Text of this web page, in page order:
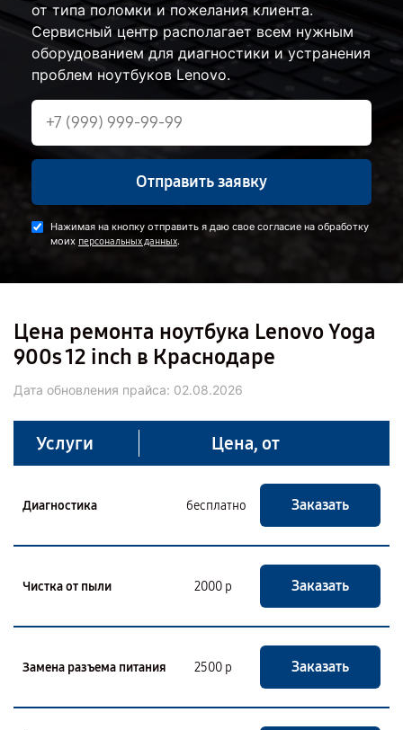
от типа поломки и пожелания клиента.
Сервисный центр располагает всем нужным
оборудованием для диагностики и устранения
проблем ноутбуков Lenovo.
Отправить заявку
Нажимая на кнопку отправить я даю свое согласие на обработку
моих персональных данных.
Цена ремонта ноутбука Lenovo Yoga
900s 12 inch в Краснодаре
Дата обновления прайса: 02.08.2026
Услуги Цена, от
Диагностика бесплатно Заказать
Чистка от пыли 2000 р Заказать
Замена разъема питания 2500 р Заказать